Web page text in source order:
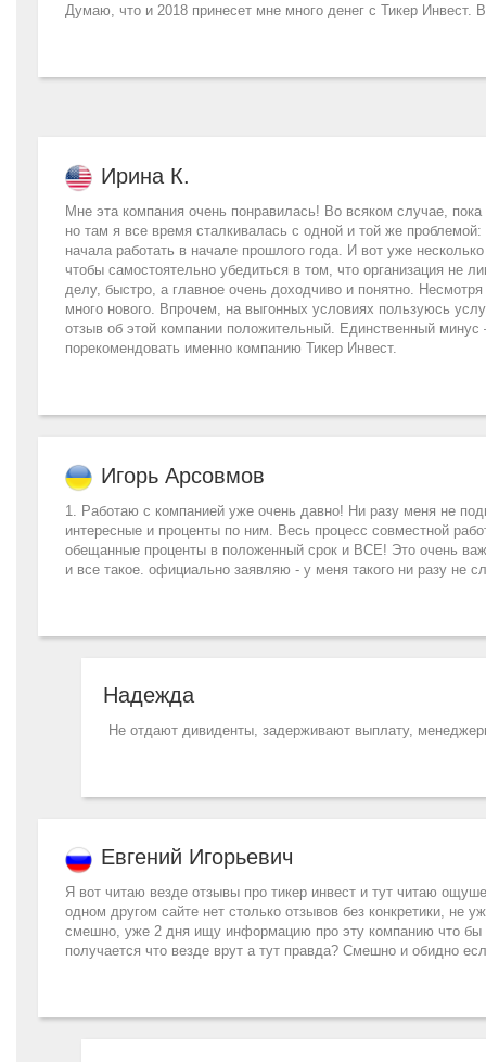
Думаю, что и 2018 принесет мне много денег с Тикер
Ирина К.
Мне эта компания очень понравилась! Во всяком случае,
но там я все время сталкивалась с одной и той же
начала работать в начале прошлого года. И вот уже
чтобы самостоятельно убедиться в том, что организация не
делу, быстро, а главное очень доходчиво и понятно.
много нового. Впрочем, на выгонных условиях пользуюсь
отзыв об этой компании положительный. Единственный
порекомендовать именно компанию Тикер Инвест.
Игорь Арсовмов
1. Работаю с компанией уже очень давно! Ни разу меня не
интересные и проценты по ним. Весь процесс совместной
обещанные проценты в положенный срок и ВСЕ! Это очень
и все такое. официально заявляю - у меня такого ни разу не
Надежда
Не отдают дивиденты, задерживают выплату,
Евгений Игорьевич
Я вот читаю везде отзывы про тикер инвест и тут читаю
одном другом сайте нет столько отзывов без конкретики, не
смешно, уже 2 дня ищу информацию про эту компанию что бы
получается что везде врут а тут правда? Смешно и обидно